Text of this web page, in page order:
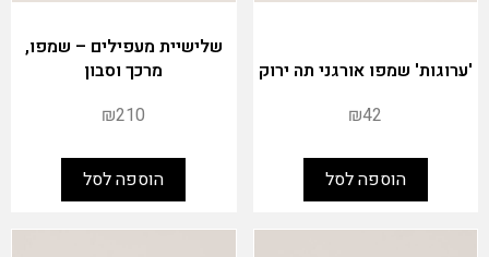
'ערוגות' שמפו אורגני תה ירוק
₪42
הוספה לסל
שלישיית מעפילים – שמפו,
מרכך וסבון
₪210
הוספה לסל